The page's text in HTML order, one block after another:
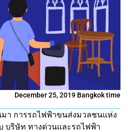
December 25, 2019 Bangkok time
มา การรถไฟฟ้าขนส่งมวลชนแห่ง
บริษัท ทางด่วนและรถไฟฟ้า